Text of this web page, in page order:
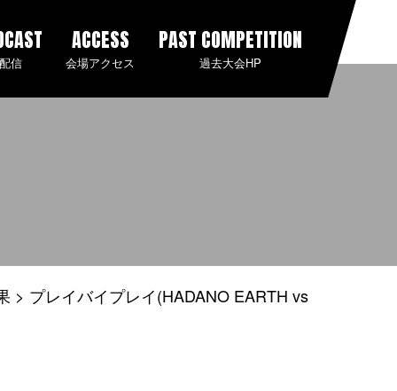
信
ACCESS
会場アクセス
PAST COMPETITION
過去大会HP
プレイバイプレイ(HADANO EARTH vs